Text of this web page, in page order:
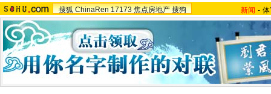
搜狐 ChinaRen 17173 焦点房地产 搜狗 新闻 -